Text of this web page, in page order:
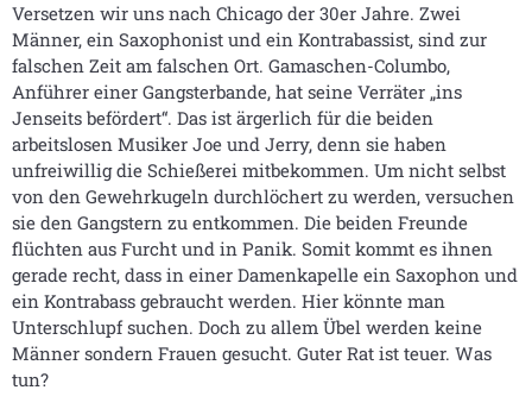
Versetzen wir uns nach Chicago der 30er Jahre. Zwei
Männer, ein Saxophonist und ein Kontrabassist, sind zur
falschen Zeit am falschen Ort. Gamaschen-Columbo,
Anführer einer Gangsterbande, hat seine Verräter „ins
Jenseits befördert“. Das ist ärgerlich für die beiden
arbeitslosen Musiker Joe und Jerry, denn sie haben
unfreiwillig die Schießerei mitbekommen. Um nicht selbst
von den Gewehrkugeln durchlöchert zu werden, versuchen
sie den Gangstern zu entkommen. Die beiden Freunde
flüchten aus Furcht und in Panik. Somit kommt es ihnen
gerade recht, dass in einer Damenkapelle ein Saxophon und
ein Kontrabass gebraucht werden. Hier könnte man
Unterschlupf suchen. Doch zu allem Übel werden keine
Männer sondern Frauen gesucht. Guter Rat ist teuer. Was
tun?